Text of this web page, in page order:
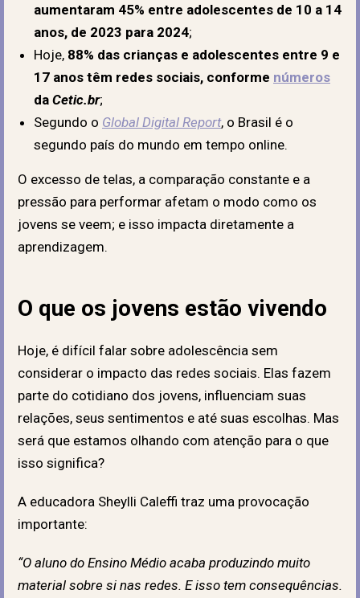
aumentaram 45% entre adolescentes de 10 a 14
anos, de 2023 para 2024;
Hoje, 88% das crianças e adolescentes entre 9 e
17 anos têm redes sociais, conforme números
da Cetic.br;
Segundo o Global Digital Report, o Brasil é o
segundo país do mundo em tempo online.
O excesso de telas, a comparação constante e a
pressão para performar afetam o modo como os
jovens se veem; e isso impacta diretamente a
aprendizagem.
O que os jovens estão vivendo
Hoje, é difícil falar sobre adolescência sem
considerar o impacto das redes sociais. Elas fazem
parte do cotidiano dos jovens, influenciam suas
relações, seus sentimentos e até suas escolhas. Mas
será que estamos olhando com atenção para o que
isso significa?
A educadora Sheylli Caleffi traz uma provocação
importante:
“O aluno do Ensino Médio acaba produzindo muito
material sobre si nas redes. E isso tem consequências.